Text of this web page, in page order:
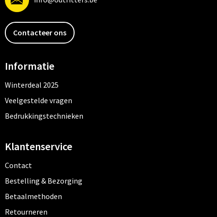
Contacteer ons
Informatie
Winterdeal 2025
Veelgestelde vragen
Bedrukkingstechnieken
Klantenservice
Contact
Bestelling & Bezorging
Betaalmethoden
Retourneren